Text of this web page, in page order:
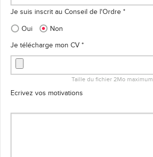
Je suis inscrit au Conseil de l'Ordre *
Oui
Non
Je télécharge mon CV *
Taille du fichier 2Mo maximum
Ecrivez vos motivations